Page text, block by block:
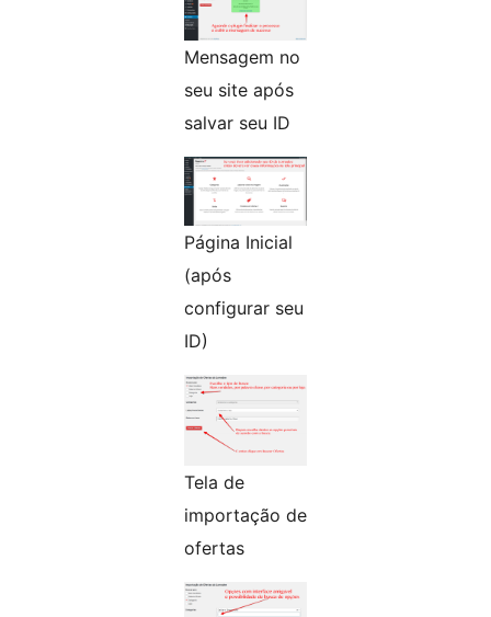
Mensagem no
seu site após
salvar seu ID
Página Inicial
(após
configurar seu
ID)
Tela de
importação de
ofertas